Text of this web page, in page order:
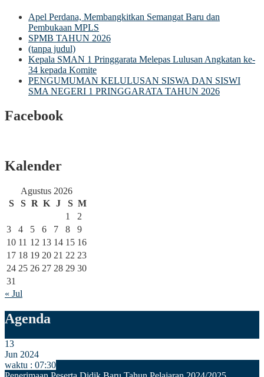
Apel Perdana, Membangkitkan Semangat Baru dan
Pembukaan MPLS
SPMB TAHUN 2026
(tanpa judul)
Kepala SMAN 1 Pringgarata Melepas Lulusan Angkatan ke-
34 kepada Komite
PENGUMUMAN KELULUSAN SISWA DAN SISWI
SMA NEGERI 1 PRINGGARATA TAHUN 2026
Facebook
Kalender
Agustus 2026
S
S R K J S M
1
2
3
4 5 6 7 8
9
10 11 12 13 14 15 16
17 18 19 20 21 22 23
24 25 26 27 28 29 30
31
« Jul
Agenda
13
Jun 2024
waktu : 07:30